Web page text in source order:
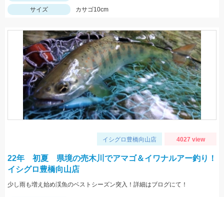
サイズ
カサゴ10cm
イシグロ豊橋向山店 4027 view
22年 初夏 県境の売木川でアマゴ＆イワナルアー釣り！
イシグロ豊橋向山店
少し雨も増え始め渓魚のベストシーズン突入！詳細はブログにて！